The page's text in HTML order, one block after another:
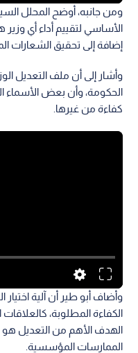
ومن جانبه، أوضح المحلل
الأساسي لتقييم أداء أي وزير
إضافة إلى تحقيق الشعارات
وأشار إلى أن ملف التعديل
الحكومة، وأن بعض الأسماء
كفاءة من غيرها.
وأضاف أبو طير أن آلية اختيار
الكفاءة المطلوبة،
الهدف الأهم من التعديل هو
الممارسات المؤسسية.